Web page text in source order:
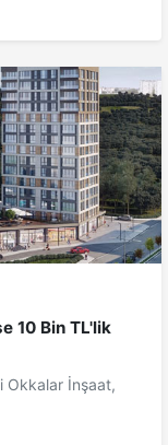
10 Bin TL'lik
Okkalar İnşaat,